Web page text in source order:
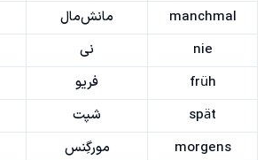
manchmal
مانش‌مال
nie
نی
früh
فریو
spät
شپت
morgens
مورگِنس